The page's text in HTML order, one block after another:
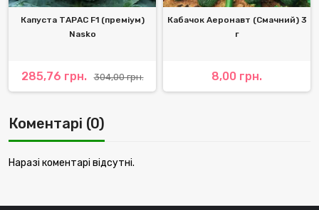
Капуста ТАРАС F1 (преміум)
Nasko
285,76 грн. 304,00 грн.
Кабачок Аеронавт (Смачний) 3
г
8,00 грн.
Коментарі (0)
Наразі коментарі відсутні.